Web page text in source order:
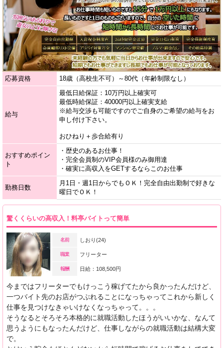
応募資格 18歳（高校生不可）～80代（年齢制限なし）
給与
最低日給保証：10万円以上確実可
最低時給保証：40000円以上確実支給
※給与交渉も可能ですのでご自身のご希望の給与をお
申し付け下さい。
おひねり＋歩合給有り
おすすめポイン
ト
・歴史のあるお仕事！
・完全会員制のVIP会員様のみ御用達
・確実に高収入をGETするならこのお仕事
勤務日数
月1日・週1日からでもＯＫ！完全自由出勤制で好きな
曜日でＯＫ！
驚くくらいの高収入！料亭バイトって簡単
名前 しおり(24)
職業 フリーター
報酬 日給：108,500円
今まではフリーターでもけっこう稼げてたから良かったんだけど、
一つバイト先のお店がつぶれることになっちゃってこれから新しく
仕事を見つけなきゃいけなくなっちゃって。。。
そうなるとそろそろ本格的に就職活動したほうがいいかな、なんて
思うようにもなったんだけど、仕事しながらの就職活動は結構大変
で。